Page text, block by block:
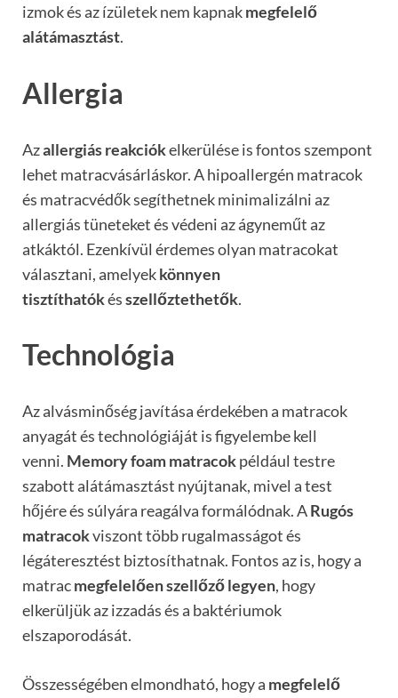
izmok és az ízületek nem kapnakmegfelelő
alátámasztást.
Allergia
Azallergiás reakciókelkerülése is fontos szempont
lehet matracvásárláskor. A hipoallergén matracok
és matracvédők segíthetnek minimalizálni az
allergiás tüneteket és védeni az ágyneműt az
atkáktól. Ezenkívül érdemes olyan matracokat
választani, amelyekkönnyen
tisztíthatókésszellőztethetők.
Technológia
Az alvásminőség javítása érdekében a matracok
anyagát és technológiáját is figyelembe kell
venni. Memory foam matracokpéldául testre
szabott alátámasztást nyújtanak, mivel a test
hőjére és súlyára reagálva formálódnak. ARugós
matracokviszont több rugalmasságot és
légáteresztést biztosíthatnak. Fontos az is, hogy a
matracmegfelelően szellőző legyen, hogy
elkerüljük az izzadás és a baktériumok
elszaporodását.
Összességében elmondható, hogy a megfelelő